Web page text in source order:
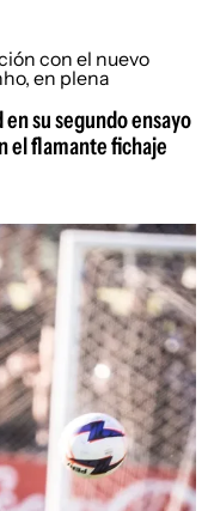
su segundo ensayo
el flamante fichaje